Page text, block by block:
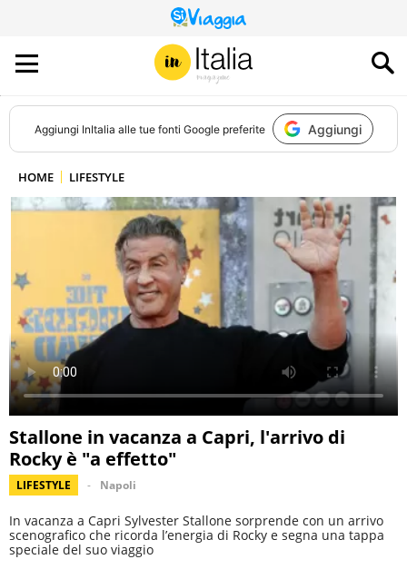
QUESTO
SITO
CONTRIBUISCE
ALL’AUDIENCE
DI
Aggiungi InItalia alle tue fonti Google preferite Aggiungi
HOME LIFESTYLE
Stallone in vacanza a Capri, l'arrivo di
Rocky è "a effetto"
LIFESTYLE Napoli
In vacanza a Capri Sylvester Stallone sorprende con un arrivo
scenografico che ricorda l’energia di Rocky e segna una tappa
speciale del suo viaggio